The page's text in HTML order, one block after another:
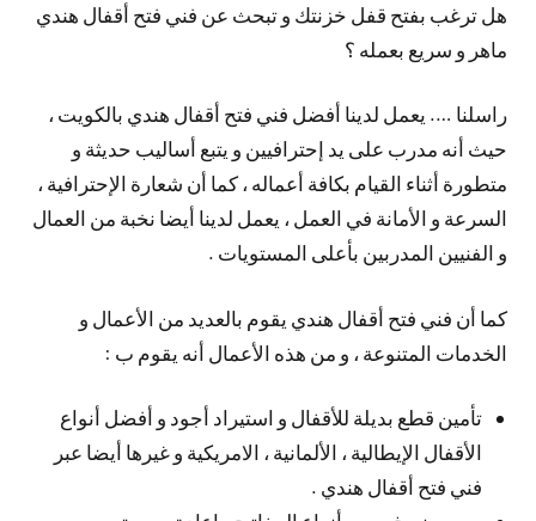
هل ترغب بفتح قفل خزنتك و تبحث عن فني فتح أقفال هندي
ماهر و سريع بعمله ؟
راسلنا …. يعمل لدينا أفضل فني فتح أقفال هندي بالكويت ،
حيث أنه مدرب على يد إحترافيين و يتبع أساليب حديثة و
متطورة أثناء القيام بكافة أعماله ، كما أن شعارة الإحترافية ،
السرعة و الأمانة في العمل ، يعمل لدينا أيضا نخبة من العمال
و الفنيين المدربين بأعلى المستويات .
كما أن فني فتح أقفال هندي يقوم بالعديد من الأعمال و
الخدمات المتنوعة ، و من هذه الأعمال أنه يقوم ب :
تأمين قطع بديلة للأقفال و استيراد أجود و أفضل أنواع
الأقفال الإيطالية ، الألمانية ، الامريكية و غيرها أيضا عبر
فني فتح أقفال هندي .